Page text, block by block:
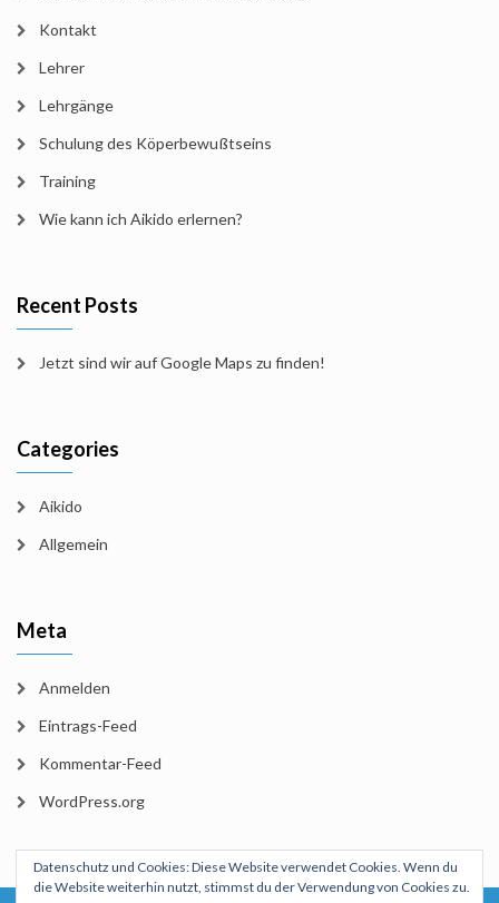
Datenschutz und Cookies: Diese Website verwendet Cookies. Wenn du
die Website weiterhin nutzt, stimmst du der Verwendung von Cookies zu.
Kontakt
Lehrer
Lehrgänge
Schulung des Köperbewußtseins
Training
Wie kann ich Aikido erlernen?
Recent Posts
Jetzt sind wir auf Google Maps zu finden!
Categories
Aikido
Allgemein
Meta
Anmelden
Eintrags-Feed
Kommentar-Feed
WordPress.org